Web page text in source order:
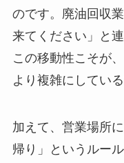
のです。廃油回収
来てください」と
この移動性こそが
より複雑にしてい
加えて、営業場所
帰り」というルー